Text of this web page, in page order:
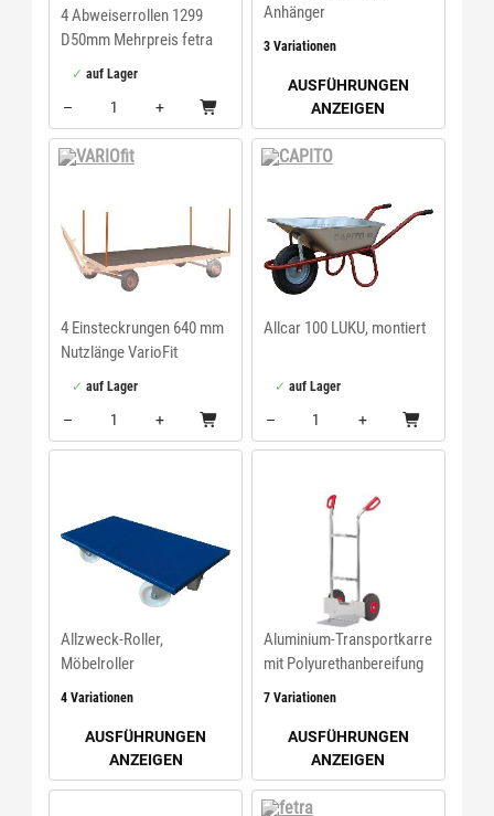
4 Abweiserrollen 1299
D50mm Mehrpreis fetra
auf Lager
–
+
Menge: 1
3 Variationen
AUSFÜHRUNGEN
ANZEIGEN
Anhänger
4 Einsteckrungen 640 mm
Nutzlänge VarioFit
auf Lager
–
+
Menge: 1
Allcar 100 LUKU, montiert
auf Lager
–
+
Menge: 1
4 Variationen
AUSFÜHRUNGEN
ANZEIGEN
Allzweck-Roller,
Möbelroller
7 Variationen
AUSFÜHRUNGEN
ANZEIGEN
Aluminium-Transportkarre
mit Polyurethanbereifung